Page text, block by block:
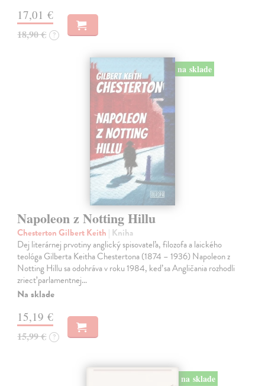
17,01 €
18,90 € ?
na sklade
Napoleon z Notting Hillu
Chesterton Gilbert Keith | Kniha
Dej literárnej prvotiny anglický spisovateľa, filozofa a laického
teológa Gilberta Keitha Chestertona (1874 – 1936) Napoleon z
Notting Hillu sa odohráva v roku 1984, keď sa Angličania rozhodli
zriecť parlamentnej…
Na sklade
15,19 €
15,99 € ?
na sklade